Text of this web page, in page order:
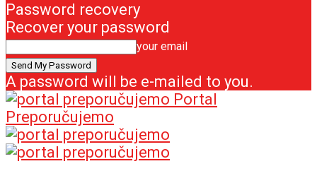
Password recovery
Recover your password
your email
A password will be e-mailed to you.
Portal
Preporučujemo